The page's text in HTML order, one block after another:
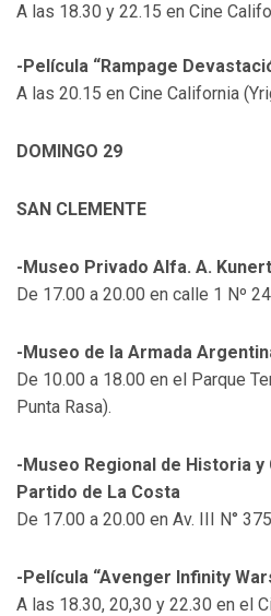
A las 18.30 y 22.15 en Cine
-Película “Rampage
A las 20.15 en Cine California
DOMINGO 29
SAN CLEMENTE
-Museo Privado Alfa. A. Kunert
De 17.00 a 20.00 en calle 1 Nº
-Museo de la Armada
De 10.00 a 18.00 en el Parque
Punta Rasa).
-Museo Regional de Historia
Partido de La Costa
De 17.00 a 20.00 en Av. III N°
-Película “Avenger Infinity
A las 18.30, 20,30 y 22.30 en el